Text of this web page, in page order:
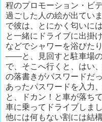
程のプロモーション・ビ
過ごした人の絵が出てい
で彼は、とにかく匂いに
と一緒にドライブに出掛
などでシャワーを浴びた
——と、見回すと駐車場の
で、そこへ行くと、はい
の落書きがパスワードだ
あったパスワードを入力
と、ドカン！と車が落ち
車に乗ってドライブしま
他には何もない割には結